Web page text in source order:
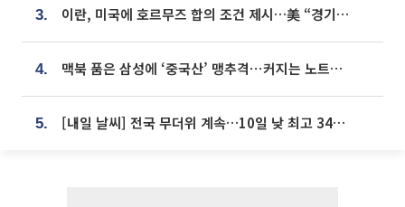
3. 이란, 미국에 호르무즈 합의 조건 제시…美 “경기 아직 안 끝나” [종합]
4. 맥북 품은 삼성에 ‘중국산’ 맹추격⋯커지는 노트북 OLED 시장
5. [내일 날씨] 전국 무더위 계속…10일 낮 최고 34도 육박